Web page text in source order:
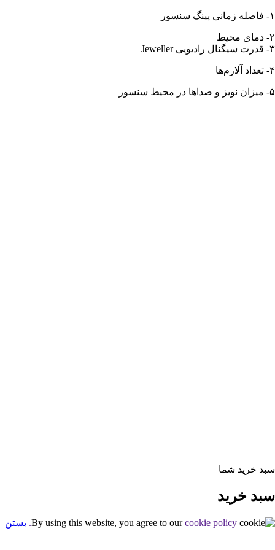
۱- فاصله زمانی پینگ سنسور
۲- دمای محیط
۳- قدرت سیگنال رادیویی Jeweller
۴- تعداد آلارم‌ها
۵- میزان نویز و صداها در محیط سنسور
سبد خرید شما
سبد خرید
By using this website, you agree to ourcookie policy. بستن